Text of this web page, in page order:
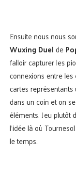
Ensuite nous nous
Wuxing Duelde
falloir capturer les
connexions entre
cartes
dans un coin et on
éléments. Jeu plutôt
l’idée là où
le temps.